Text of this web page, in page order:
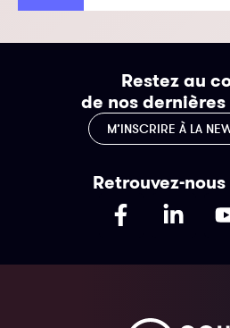
Restez au
de nos
M’INSCRIRE À LA
Retrouvez-